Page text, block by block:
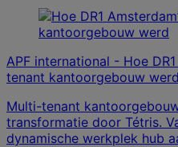
APF international - Hoe
tenant kantoorgebouw werd
Multi-tenant
transformatie door Tétris.
dynamische werkplek hub